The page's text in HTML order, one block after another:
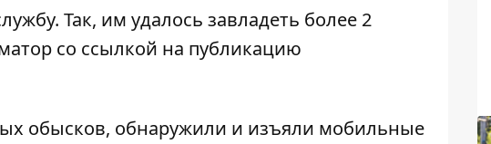
Так, им удалось завладеть более 2
со ссылкой на публикацию
обысков, обнаружили и изъяли мобильные